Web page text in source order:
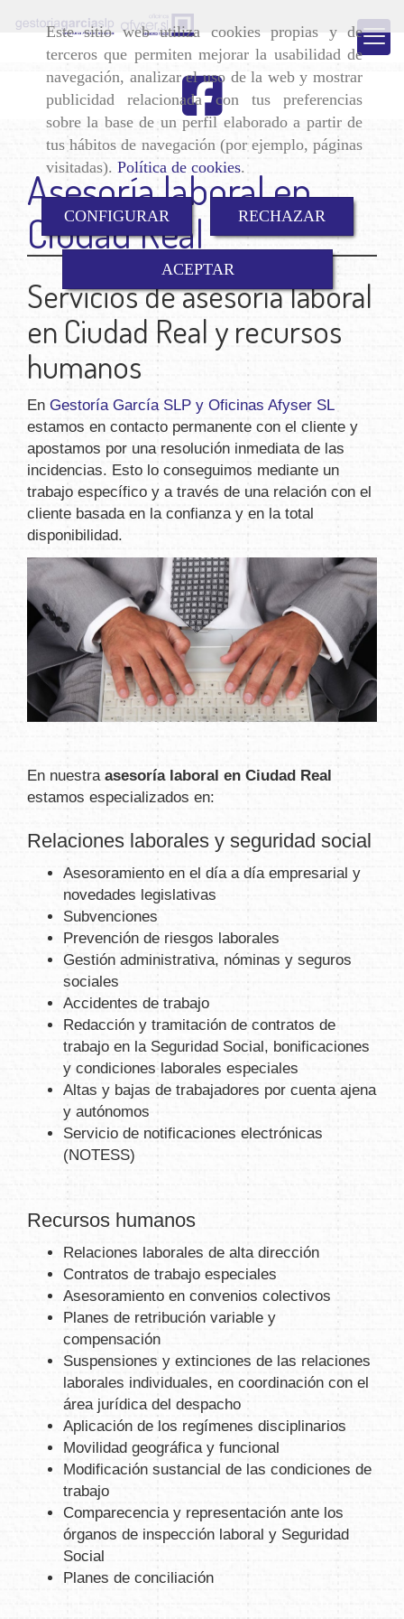
Este sitio web utiliza cookies propias y de
terceros que permiten mejorar la usabilidad de
navegación, analizar el uso de la web y mostrar
publicidad relacionada con tus preferencias
sobre la base de un perfil elaborado a partir de
tus hábitos de navegación (por ejemplo, páginas
visitadas). Política de cookies.
CONFIGURAR RECHAZAR
ACEPTAR
Asesoría laboral en
Ciudad Real
Servicios de asesoría laboral
en Ciudad Real y recursos
humanos
En Gestoría García SLP y Oficinas Afyser SL
estamos en contacto permanente con el cliente y
apostamos por una resolución inmediata de las
incidencias. Esto lo conseguimos mediante un
trabajo específico y a través de una relación con el
cliente basada en la confianza y en la total
disponibilidad.
En nuestra asesoría laboral en Ciudad Real
estamos especializados en:
Relaciones laborales y seguridad social
Asesoramiento en el día a día empresarial y
novedades legislativas
Subvenciones
Prevención de riesgos laborales
Gestión administrativa, nóminas y seguros
sociales
Accidentes de trabajo
Redacción y tramitación de contratos de
trabajo en la Seguridad Social, bonificaciones
y condiciones laborales especiales
Altas y bajas de trabajadores por cuenta ajena
y autónomos
Servicio de notificaciones electrónicas
(NOTESS)
Recursos humanos
Relaciones laborales de alta dirección
Contratos de trabajo especiales
Asesoramiento en convenios colectivos
Planes de retribución variable y
compensación
Suspensiones y extinciones de las relaciones
laborales individuales, en coordinación con el
área jurídica del despacho
Aplicación de los regímenes disciplinarios
Movilidad geográfica y funcional
Modificación sustancial de las condiciones de
trabajo
Comparecencia y representación ante los
órganos de inspección laboral y Seguridad
Social
Planes de conciliación